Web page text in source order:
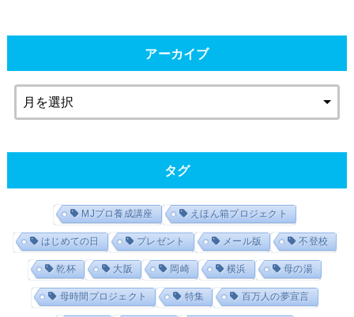
アーカイブ
タグ
MJプロ養成講座 えほん箱プロジェクト
はじめての日 プレゼント メール版 不登校
乾杯 大阪 岡崎 横浜 母の湯
母時間プロジェクト 特集 百万人の夢宣言